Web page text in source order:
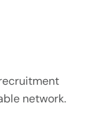
network.